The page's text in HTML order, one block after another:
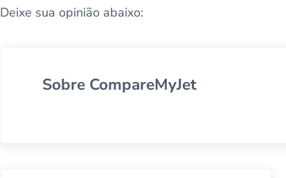
Deixe sua opinião abaixo:
Sobre CompareMyJet